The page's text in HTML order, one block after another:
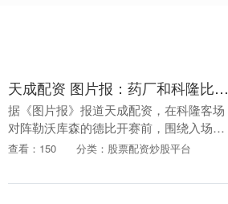
天成配资 图片报：药厂和科隆比赛，部分科隆球迷被要求脱光衣服检查
据《图片报》报道天成配资，在科隆客场
对阵勒沃库森的德比开赛前，围绕入场安
检方式的争议迅速发酵。部分科隆球迷指
比赛，警方予以....
查看：150 分类：股票配资炒股平台